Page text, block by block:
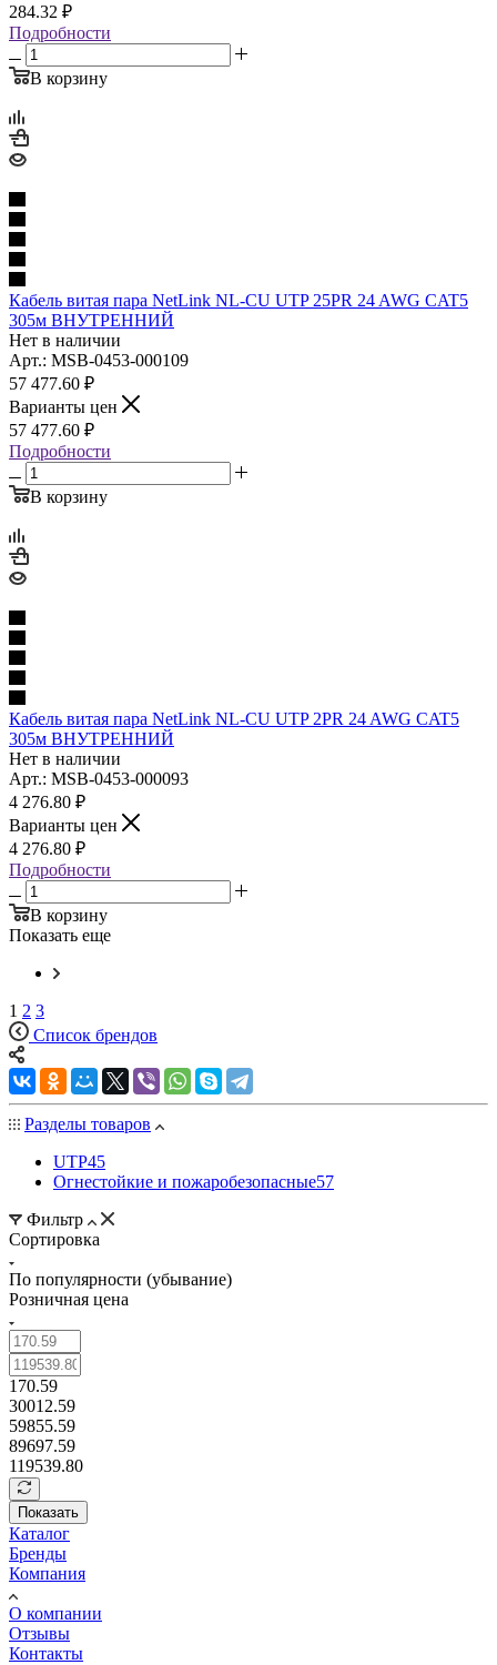
284.32 ₽
Подробности
В корзину
Кабель витая пара NetLink NL-CU UTP 25PR 24 AWG CAT5
305м ВНУТРЕННИЙ
Нет в наличии
Арт.: MSB-0453-000109
57 477.60 ₽
Варианты цен
57 477.60 ₽
Подробности
В корзину
Кабель витая пара NetLink NL-CU UTP 2PR 24 AWG CAT5
305м ВНУТРЕННИЙ
Нет в наличии
Арт.: MSB-0453-000093
4 276.80 ₽
Варианты цен
4 276.80 ₽
Подробности
В корзину
Показать еще
1 2 3
Список брендов
Разделы товаров
UTP45
Огнестойкие и пожаробезопасные57
Фильтр
Сортировка
По популярности (убывание)
Розничная цена
170.59
30012.59
59855.59
89697.59
119539.80
Показать
Каталог
Бренды
Компания
О компании
Отзывы
Контакты